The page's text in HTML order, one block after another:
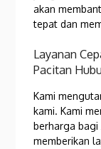
akan
tepat dan
Layanan
Pacitan
Kami
kami. Kami
berharga bagi
memberikan